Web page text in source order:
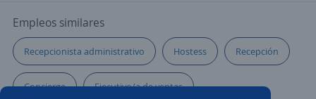
Empleos similares
Recepcionista administrativo Hostess Recepción
Concierge Ejecutivo/a de ventas